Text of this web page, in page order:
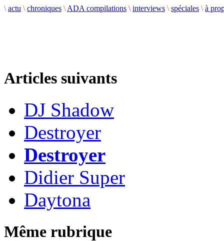
\ actu \ chroniques \ ADA compilations \ interviews \ spéciales \ à
Articles suivants
DJ Shadow
Destroyer
Destroyer
Didier Super
Daytona
Même rubrique